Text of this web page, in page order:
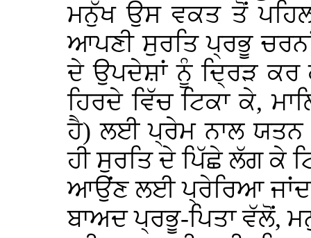
ਮਨੁੱਖ ਉਸ ਵਕਤ ਤੋਂ
ਆਪਣੀ ਸੁਰਤਿ ਪ੍ਰਭੂ
ਦੇ ਉਪਦੇਸ਼ਾਂ ਨੂੰ ਦ੍ਰਿੜ ਕਰ
ਹਿਰਦੇ ਵਿੱਚ ਟਿਕਾ ਕੇ,
ਹੈ) ਲਈ ਪ੍ਰੇਮ ਨਾਲ ਯਤਨ
ਹੀ ਸੁਰਤਿ ਦੇ ਪਿੱਛੇ ਲੱਗ ਕੇ
ਆਉਂਣ ਲਈ ਪ੍ਰੇਰਿਆ ਜਾਂਦਾ
ਬਾਅਦ ਪ੍ਰਭੂ-ਪਿਤਾ ਵੱਲੋਂ,